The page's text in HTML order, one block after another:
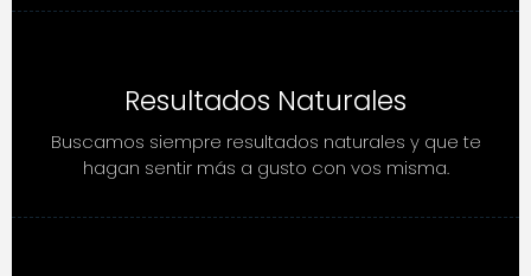
Resultados Naturales
Buscamos siempre resultados naturales y que te
hagan sentir más a gusto con vos misma.